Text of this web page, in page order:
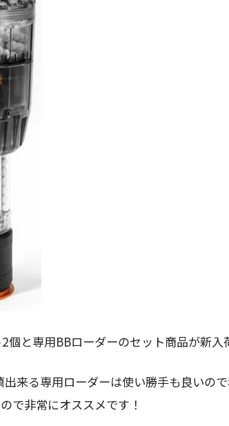
と専用BBローダーのセット商品が新入
出来る専用ローダーは使い勝手も良いの
で非常にオススメです！